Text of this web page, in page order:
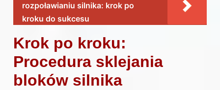
rozpoławianiu silnika: krok po
kroku do sukcesu
Krok po kroku:
Procedura sklejania
bloków silnika